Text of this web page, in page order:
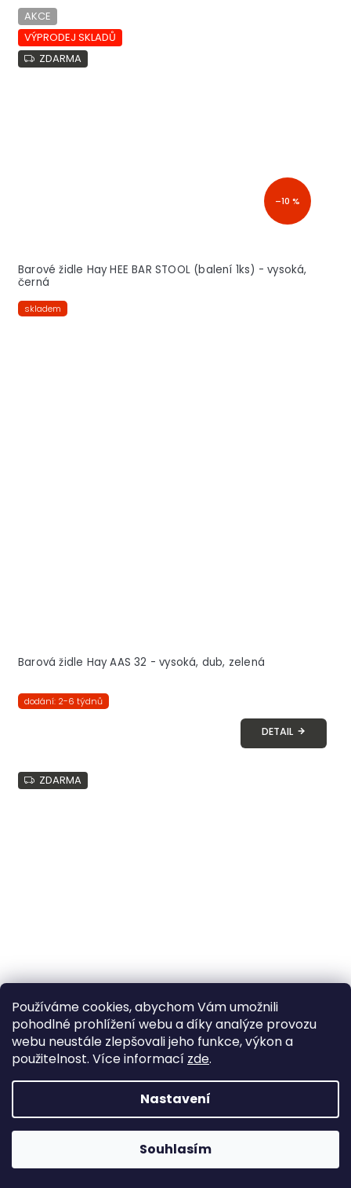
Používáme cookies, abychom Vám umožnili
pohodlné prohlížení webu a díky analýze provozu
webu neustále zlepšovali jeho funkce, výkon a
použitelnost. Více informací zde.
Nastavení
Souhlasím
AKCE
VÝPRODEJ SKLADŮ
ZDARMA
–10 %
Barové židle Hay HEE BAR STOOL (balení 1ks) - vysoká,
černá
skladem
Barová židle Hay AAS 32 - vysoká, dub, zelená
dodání: 2-6 týdnů
DETAIL
ZDARMA
Lavice Knoll BERTOIA SLATTED BENCH OUTDOOR - zvolte
provedení